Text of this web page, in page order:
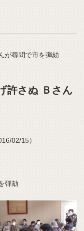
が尋問で市を弾劾
許さぬ Ｂさん
02/15）
弾劾